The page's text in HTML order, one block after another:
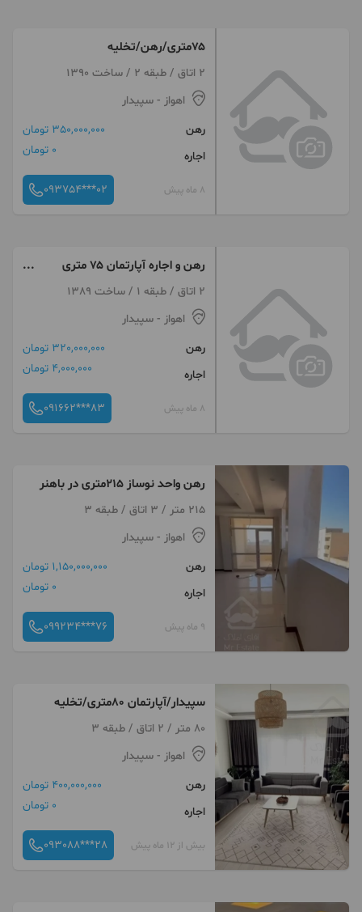
۷۵متری/رهن/تخلیه
2 اتاق / طبقه 2 / ساخت 1390
اهواز - سپیدار
رهن
350,000,000 تومان
اجاره
0 تومان
8 ماه پیش 093754***02
رهن و اجاره آپارتمان ۷۵ متری
خیابان ۳۶ سپیدار
2 اتاق / طبقه 1 / ساخت 1389
اهواز - سپیدار
رهن
320,000,000 تومان
اجاره
4,000,000 تومان
8 ماه پیش 091662***83
رهن واحد نوساز 215متری در باهنر
215 متر / 3 اتاق / طبقه 3
اهواز - سپیدار
رهن
1,150,000,000 تومان
اجاره
0 تومان
9 ماه پیش 099234***76
سپیدار/آپارتمان 80متری/تخلیه
80 متر / 2 اتاق / طبقه 3
اهواز - سپیدار
رهن
400,000,000 تومان
اجاره
0 تومان
بیش از 12 ماه پیش 093088***28